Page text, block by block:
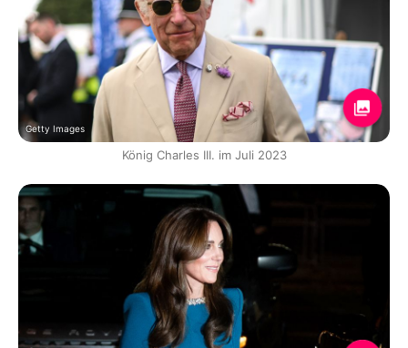
Getty Images
König Charles III. im Juli 2023